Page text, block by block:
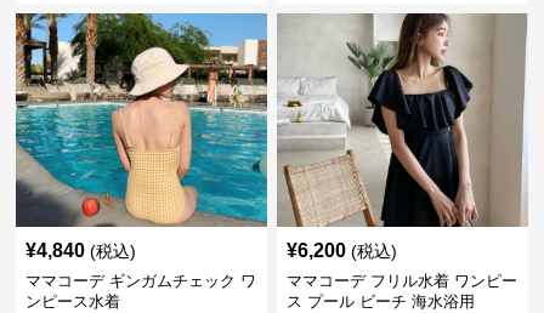
¥4,840 (税込)
ママコーデ ギンガムチェック ワ
ンピース水着
¥6,200 (税込)
ママコーデ フリル水着 ワンピー
ス プール ビーチ 海水浴用